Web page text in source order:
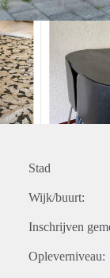
Stad
Wijk/buurt:
Inschrijven
Opleverniveau: